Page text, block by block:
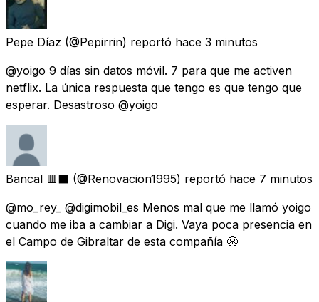
Pepe Díaz (@Pepirrin) reportó hace 3 minutos
@yoigo 9 días sin datos móvil. 7 para que me activen
netflix. La única respuesta que tengo es que tengo que
esperar. Desastroso @yoigo
Bancal 🟥⬛ (@Renovacion1995) reportó hace 7 minutos
@mo_rey_ @digimobil_es Menos mal que me llamó yoigo
cuando me iba a cambiar a Digi. Vaya poca presencia en
el Campo de Gibraltar de esta compañía 😬